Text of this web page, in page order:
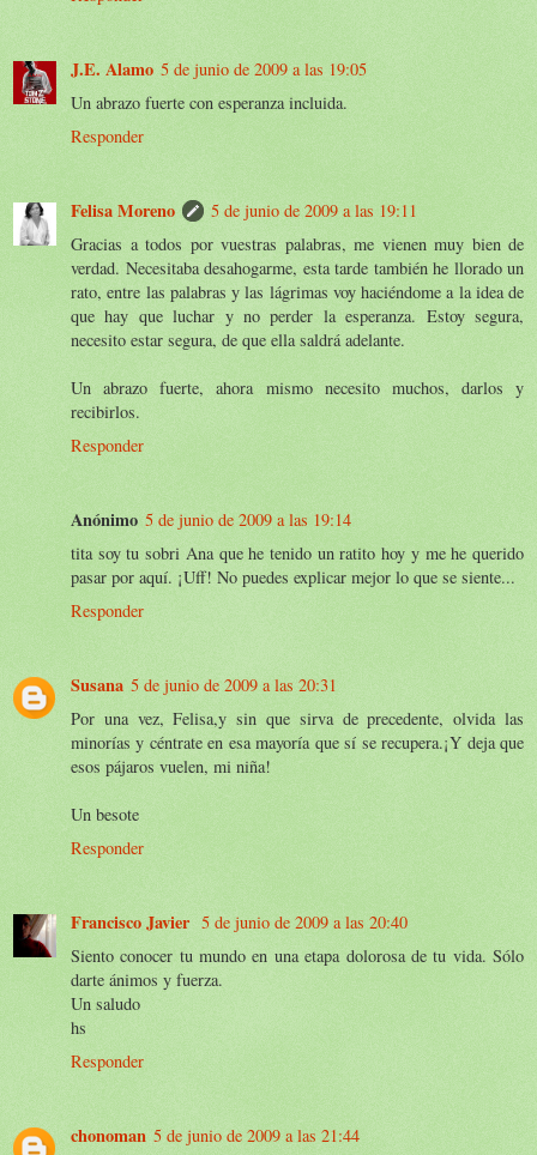
J.E. Alamo 5 de junio de 2009 a las 19:05
Un abrazo fuerte con esperanza incluida.
Responder
Felisa Moreno
5 de junio de 2009 a las 19:11
Gracias a todos por vuestras palabras, me vienen muy bien de
verdad. Necesitaba desahogarme, esta tarde también he llorado un
rato, entre las palabras y las lágrimas voy haciéndome a la idea de
que hay que luchar y no perder la esperanza. Estoy segura,
necesito estar segura, de que ella saldrá adelante.
Un abrazo fuerte, ahora mismo necesito muchos, darlos y
recibirlos.
Responder
Anónimo 5 de junio de 2009 a las 19:14
tita soy tu sobri Ana que he tenido un ratito hoy y me he querido
pasar por aquí. ¡Uff! No puedes explicar mejor lo que se siente...
Responder
Susana 5 de junio de 2009 a las 20:31
Por una vez, Felisa,y sin que sirva de precedente, olvida las
minorías y céntrate en esa mayoría que sí se recupera.¡Y deja que
esos pájaros vuelen, mi niña!
Un besote
Responder
Francisco Javier 5 de junio de 2009 a las 20:40
Siento conocer tu mundo en una etapa dolorosa de tu vida. Sólo
darte ánimos y fuerza.
Un saludo
hs
Responder
chonoman 5 de junio de 2009 a las 21:44